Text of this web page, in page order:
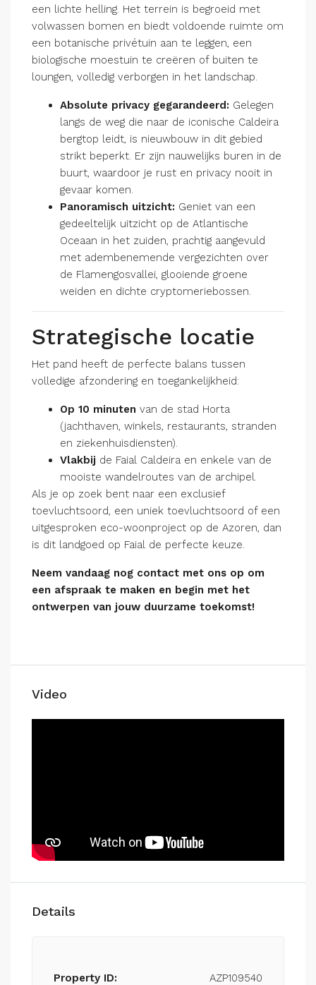
een lichte helling. Het terrein is begroeid met
volwassen bomen en biedt voldoende ruimte om
een botanische privétuin aan te leggen, een
biologische moestuin te creëren of buiten te
loungen, volledig verborgen in het landschap.
Absolute privacy gegarandeerd: Gelegen
langs de weg die naar de iconische Caldeira
bergtop leidt, is nieuwbouw in dit gebied
strikt beperkt. Er zijn nauwelijks buren in de
buurt, waardoor je rust en privacy nooit in
gevaar komen.
Panoramisch uitzicht: Geniet van een
gedeeltelijk uitzicht op de Atlantische
Oceaan in het zuiden, prachtig aangevuld
met adembenemende vergezichten over
de Flamengosvallei, glooiende groene
weiden en dichte cryptomeriebossen.
Strategische locatie
Het pand heeft de perfecte balans tussen
volledige afzondering en toegankelijkheid:
Op 10 minuten van de stad Horta
(jachthaven, winkels, restaurants, stranden
en ziekenhuisdiensten).
Vlakbij de Faial Caldeira en enkele van de
mooiste wandelroutes van de archipel.
Als je op zoek bent naar een exclusief
toevluchtsoord, een uniek toevluchtsoord of een
uitgesproken eco-woonproject op de Azoren, dan
is dit landgoed op Faial de perfecte keuze.
Neem vandaag nog contact met ons op om
een afspraak te maken en begin met het
ontwerpen van jouw duurzame toekomst!
Video
Details
Property ID: AZP109540